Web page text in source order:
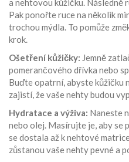
a nehtovou kůžičku. Následně
Pak ponořte ruce na několik
trochou mýdla. To pomůže
krok.
Ošetření kůžičky: Jemně
pomerančového dřívka nebo
Buďte opatrní, abyste kůžičku
zajistí, že vaše nehty budou
Hydratace a výživa: Naneste
nebo olej. Masírujte je, aby se
se dostala až k nehtové
zůstanou vaše nehty pevné a